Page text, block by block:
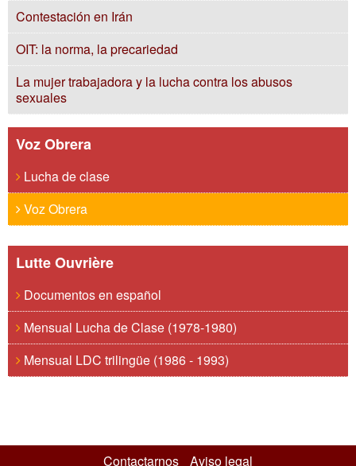
Contestación en Irán
OIT: la norma, la precariedad
La mujer trabajadora y la lucha contra los abusos
sexuales
Voz Obrera
Lucha de clase
Voz Obrera
Lutte Ouvrière
Documentos en español
Mensual Lucha de Clase (1978-1980)
Mensual LDC trilingüe (1986 - 1993)
Contactarnos Aviso legal